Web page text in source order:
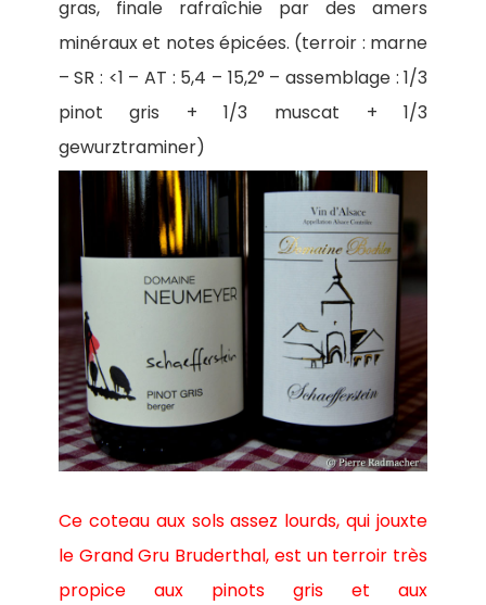
gras, finale rafraîchie par des amers
minéraux et notes épicées. (terroir : marne
– SR : <1 – AT : 5,4 – 15,2° – assemblage : 1/3
pinot gris + 1/3 muscat + 1/3
gewurztraminer)
Ce coteau aux sols assez lourds, qui jouxte
le Grand Gru Bruderthal, est un terroir très
propice aux pinots gris et aux